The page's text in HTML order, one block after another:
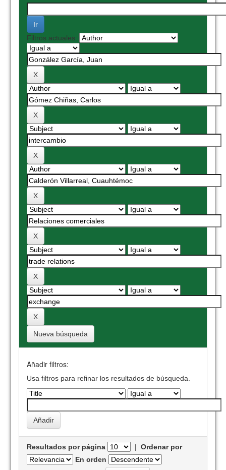
Filtros actuales:
Nueva búsqueda
Añadir filtros:
Usa filtros para refinar los resultados de búsqueda.
Resultados por página |Ordenar por
En orden